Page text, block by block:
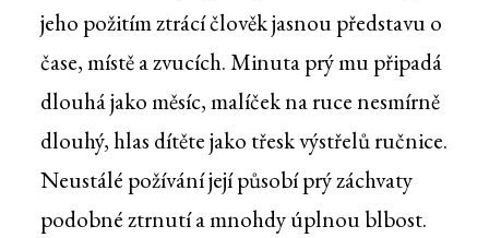
jeho požitím ztrácí člověk jasnou představu o
čase, místě a zvucích. Minuta prý mu připadá
dlouhá jako měsíc, malíček na ruce nesmírně
dlouhý, hlas dítěte jako třesk výstřelů ručnice.
Neustálé požívání její působí prý záchvaty
podobné ztrnutí a mnohdy úplnou blbost.